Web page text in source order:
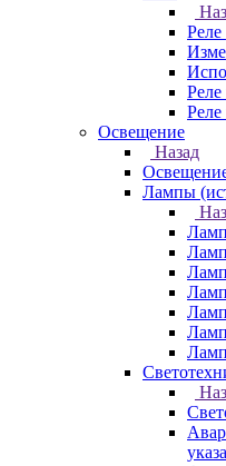
Реле
Реле
Освещение
Назад
Лампы